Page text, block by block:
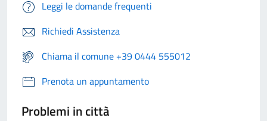
Leggi le domande frequenti
Richiedi Assistenza
Chiama il comune +39 0444 555012
Prenota un appuntamento
Problemi in città